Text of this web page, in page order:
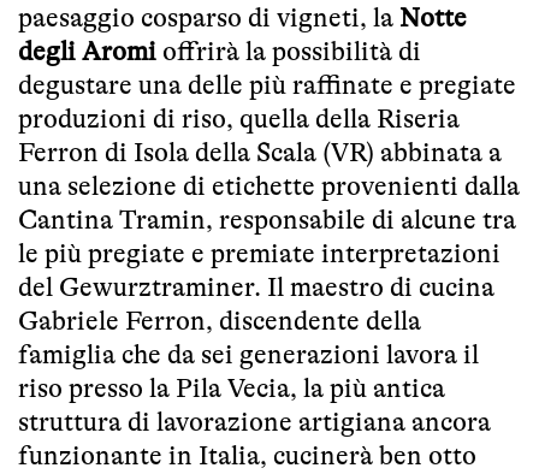
paesaggio cosparso di vigneti, la Notte
degli Aromi offrirà la possibilità di
degustare una delle più raffinate e pregiate
produzioni di riso, quella della Riseria
Ferron di Isola della Scala (VR) abbinata a
una selezione di etichette provenienti dalla
Cantina Tramin, responsabile di alcune tra
le più pregiate e premiate interpretazioni
del Gewurztraminer. Il maestro di cucina
Gabriele Ferron, discendente della
famiglia che da sei generazioni lavora il
riso presso la Pila Vecia, la più antica
struttura di lavorazione artigiana ancora
funzionante in Italia, cucinerà ben otto